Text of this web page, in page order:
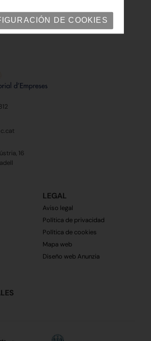
16
LEGAL
Aviso legal
Política de privacidad
Política de cookies
Mapa web
Diseño web Anunzia
DE COOKIES